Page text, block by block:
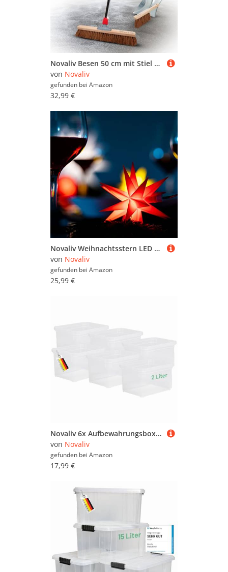
Novaliv Besen 50 cm mit Stiel Kokosbesen Haarmischung inkl. Kehrgarnitur verzinkt bestehend aus Kehrblech und Handfeger Besen Naturborsten Ideal als Werkstattbesen Hallenbesen Hausbesen mit Stiel
von Novaliv
gefunden bei Amazon
32,99 €
Novaliv Weihnachtsstern LED Dekostern Klein 12cm ROT mit Batteriefach für 3 AA Batterien 6h Timerfunktion (1,5m Kabel) für Innen & Aussen 3D Stern 18 Zackig Leuchtstern LED Weihnachtsstern beleuchtet
von Novaliv
gefunden bei Amazon
25,99 €
Novaliv 6x Aufbewahrungsboxen ohne Deckel klein 2 L transparente Nestbar stapelbare Plastikboxen Kunststoff BPA-frei 18,5x13,5x10
von Novaliv
gefunden bei Amazon
17,99 €